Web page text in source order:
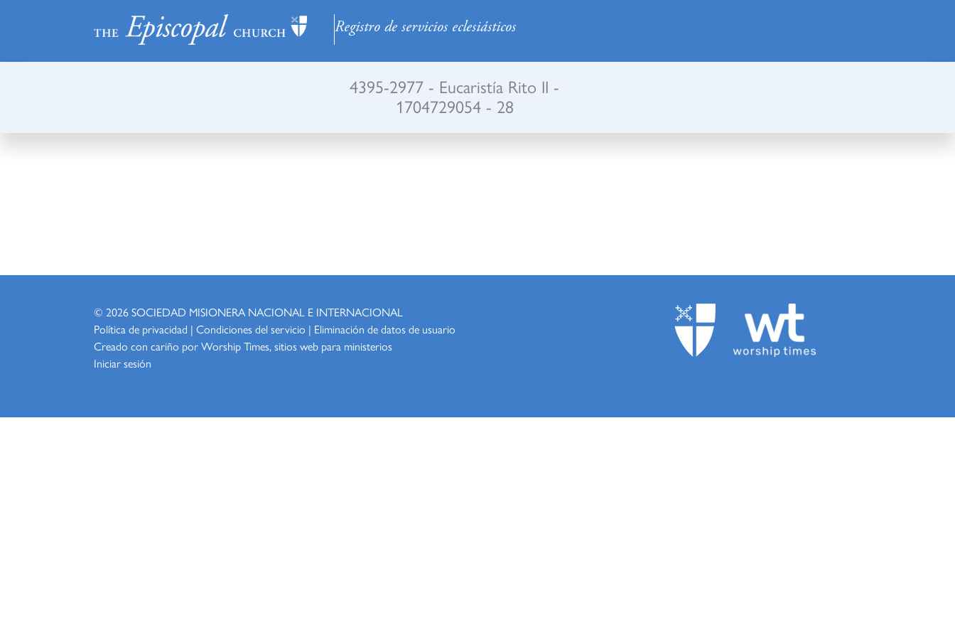
Registro de servicios eclesiásticos
4395-2977 - Eucaristía Rito II -
1704729054 - 28
© 2026SOCIEDAD MISIONERA NACIONAL E INTERNACIONAL
Política de privacidad | Condiciones del servicio | Eliminación de datos de usuario
Creado con cariño por WorshipTimes, sitios web para ministerios
Iniciar sesión